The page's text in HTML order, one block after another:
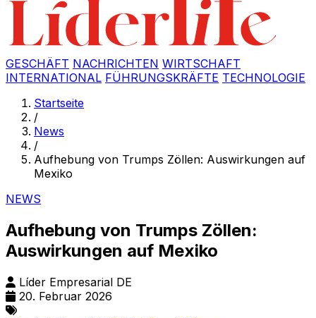
GESCHÄFT NACHRICHTEN WIRTSCHAFT
INTERNATIONAL FÜHRUNGSKRÄFTE TECHNOLOGIE
Startseite
/
News
/
Aufhebung von Trumps Zöllen: Auswirkungen auf
Mexiko
NEWS
Aufhebung von Trumps Zöllen:
Auswirkungen auf Mexiko
Líder Empresarial DE
20. Februar 2026